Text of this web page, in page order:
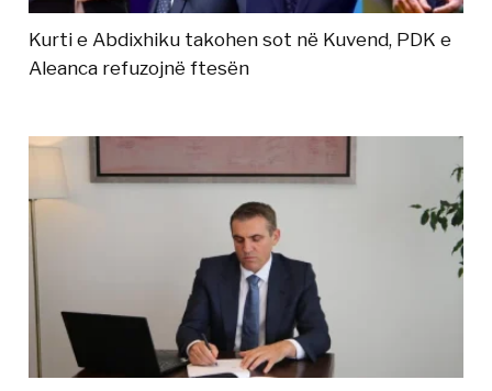
Kurti e Abdixhiku takohen sot në Kuvend, PDK e
Aleanca refuzojnë ftesën